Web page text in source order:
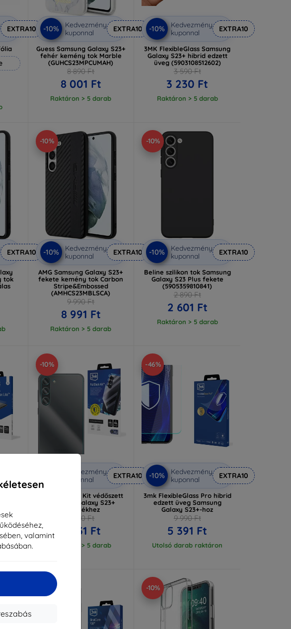
valamint
EXTRA10 -10%
Kedvezmény
kuponnal
EXTRA10
Guess Samsung Galaxy S23+
fehér kemény tok Marble
(GUHCS23MPCUMAH)
8 890 Ft
8 001 Ft
Raktáron > 5 darab
-10%
Kedvezmény
kuponnal
EXTRA10
3MK FlexibleGlass Samsung
Galaxy S23+ hibrid edzett
üveg (5903108512602)
3 590 Ft
3 230 Ft
Raktáron > 5 darab
EXTRA10
tok
-10%
-10%
Kedvezmény
kuponnal
EXTRA10
AMG Samsung Galaxy S23+
fekete kemény tok Carbon
Stripe&Embossed
(AMHCS23MBLSCA)
9 990 Ft
8 991 Ft
Raktáron > 5 darab
-10%
-10%
Kedvezmény
kuponnal
EXTRA10
Beline szilikon tok Samsung
Galaxy S23 Plus fekete
(5905359810841)
2 890 Ft
2 601 Ft
Raktáron > 5 darab
-10%
Kedvezmény
kuponnal
EXTRA10
3mk FullBack Kit védőszett
Samsung Galaxy S23+
készülékhez
6 590 Ft
5 931 Ft
Raktáron > 5 darab
-46%
-10%
Kedvezmény
kuponnal
EXTRA10
3mk FlexibleGlass Pro hibrid
edzett üveg Samsung
Galaxy S23+-hoz
9 990 Ft
5 391 Ft
Utolsó darab raktáron
-10%